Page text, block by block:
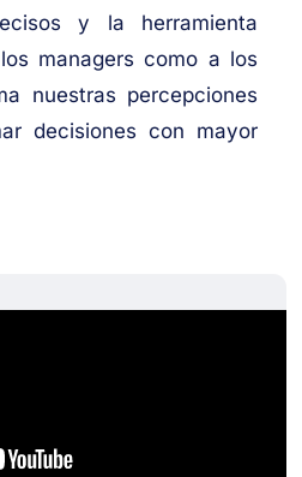
y la herramienta
managers como a los
nuestras percepciones
decisiones con mayor